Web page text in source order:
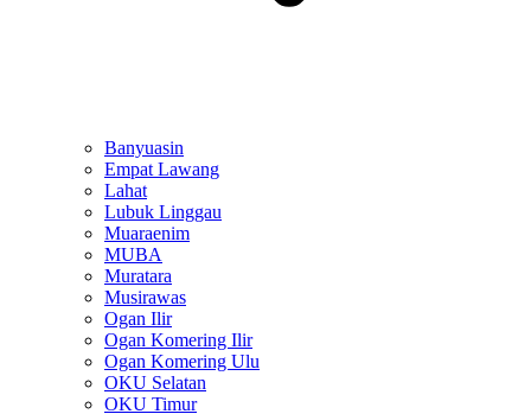
Banyuasin
Empat Lawang
Lahat
Lubuk Linggau
Muaraenim
MUBA
Muratara
Musirawas
Ogan Ilir
Ogan Komering Ilir
Ogan Komering Ulu
OKU Selatan
OKU Timur